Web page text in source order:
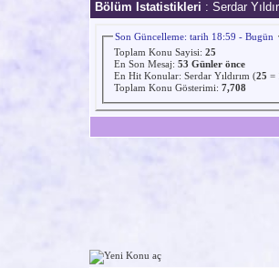
Bölüm Istatistikleri : Serdar
Son Güncelleme: tarih 18:59 - Bugün
Toplam Konu Sayisi: 25
En Son Mesaj: 53 Günler önce
En Hit Konular: Serdar Yıldırım (25 =
Toplam Konu Gösterimi: 7,708